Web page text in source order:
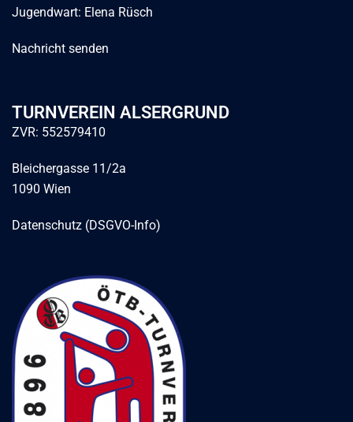
Jugendwart: Elena Rüsch
Nachricht senden
TURNVEREIN ALSERGRUND
ZVR: 552579410
Bleichergasse 11/2a
1090 Wien
Datenschutz (DSGVO-Info)